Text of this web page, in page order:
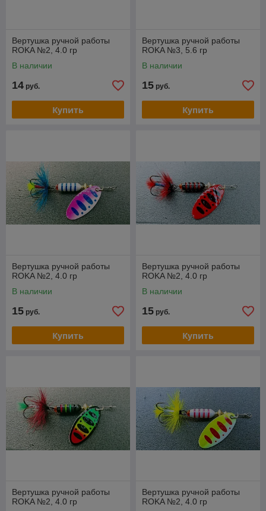
Вертушка ручной работы
ROKA №2, 4.0 гр
В наличии
14 руб.
Купить
Вертушка ручной работы
ROKA №3, 5.6 гр
В наличии
15 руб.
Купить
Вертушка ручной работы
ROKA №2, 4.0 гр
В наличии
15 руб.
Купить
Вертушка ручной работы
ROKA №2, 4.0 гр
В наличии
15 руб.
Купить
Вертушка ручной работы
ROKA №2, 4.0 гр
Вертушка ручной работы
ROKA №2, 4.0 гр